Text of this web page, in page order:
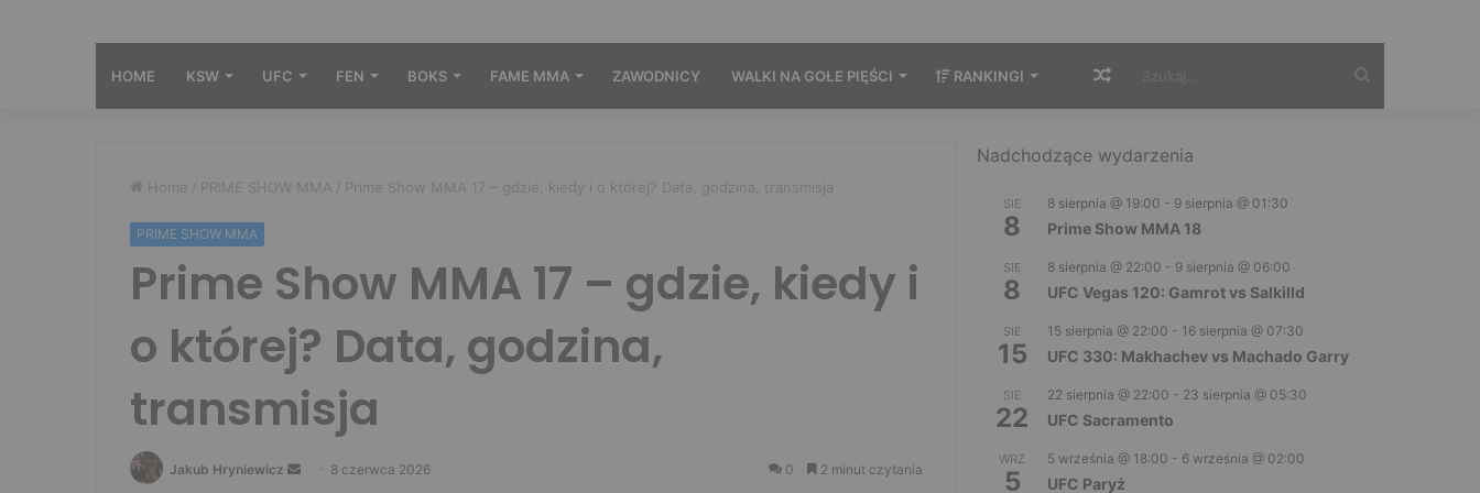
HOME KSW UFC FEN BOKS FAME MMA ZAWODNICY WALKI NA GOŁE PIĘŚCI RANKINGI Losowy
Home / PRIME SHOW MMA / Prime Show MMA 17 – gdzie, kiedy i o której? Data, godzina, transmisja
PRIME SHOW MMA
Prime Show MMA 17 – gdzie, kiedy i
o której? Data, godzina,
transmisja
Jakub Hryniewicz
Send 8 czerwca 2026 0 2 minut czytania
Nadchodzące wydarzenia
SIE
8
8 sierpnia @ 19:00 - 9 sierpnia @ 01:30
Prime Show MMA 18
SIE
8
8 sierpnia @ 22:00 - 9 sierpnia @ 06:00
UFC Vegas 120: Gamrot vs Salkilld
SIE
15
15 sierpnia @ 22:00 - 16 sierpnia @ 07:30
UFC 330: Makhachev vs Machado Garry
SIE
22
22 sierpnia @ 22:00 - 23 sierpnia @ 05:30
UFC Sacramento
WRZ
5
5 września @ 18:00 - 6 września @ 02:00
UFC Paryż